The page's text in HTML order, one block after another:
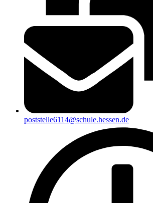
poststelle6114@schule.hessen.de